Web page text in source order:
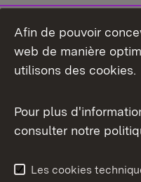
Aperçu des thèmes
Afin de pouvoir
web de manière
utilisons des cookies.
Pour plus
consulter notre
Les cookies